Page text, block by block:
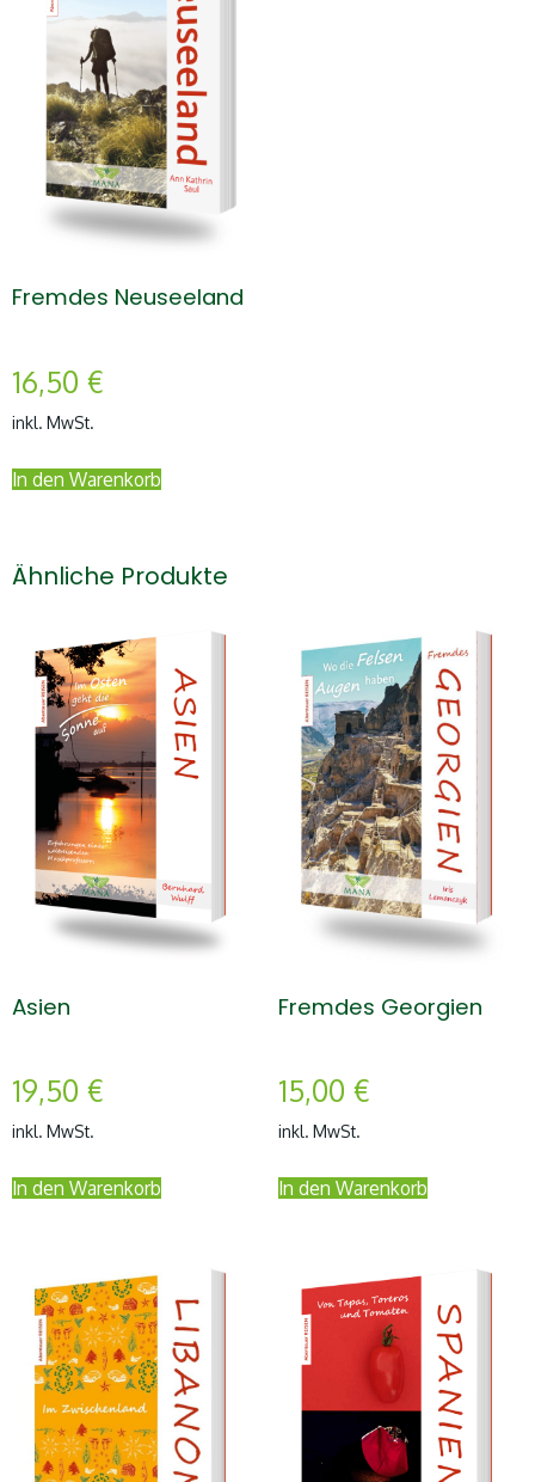
Fremdes Neuseeland
16,50 €
inkl. MwSt.
In den Warenkorb
Ähnliche Produkte
Asien
19,50 €
inkl. MwSt.
In den Warenkorb
Fremdes Georgien
15,00 €
inkl. MwSt.
In den Warenkorb